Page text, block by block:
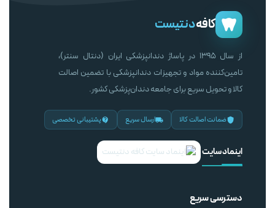
کافهدنتیست
از سال ۱۳۹۵ در پاساژ دندانپزشکی ایران (دنتال سنتر)،
تامین‌کننده مواد و تجهیزات دندانپزشکی با تضمین اصالت
کالا و تحویل سریع برای جامعه دندان‌پزشکی کشور.
ضمانت اصالت کالا ارسال سریع پشتیبانی تخصصی
اینماد سایت
دسترسی سریع